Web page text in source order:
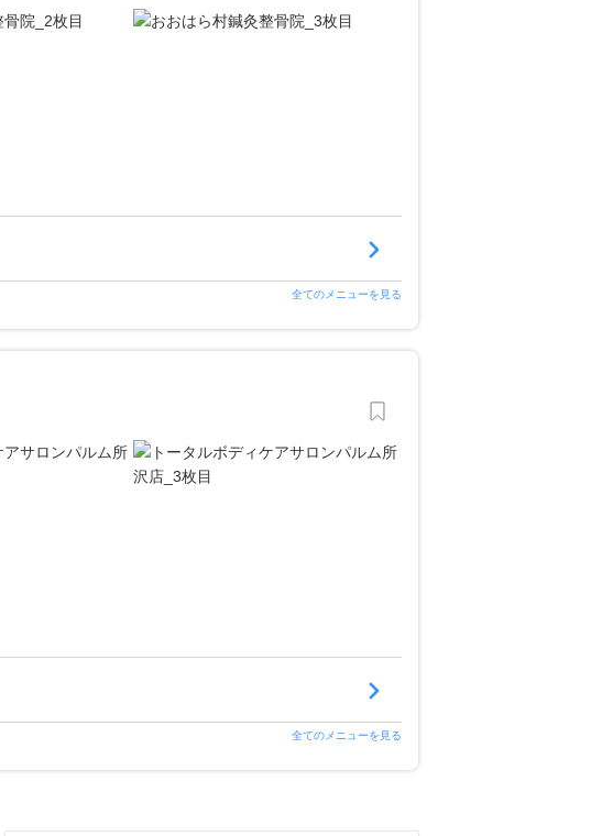
全てのメニューを見る
全てのメニューを見る